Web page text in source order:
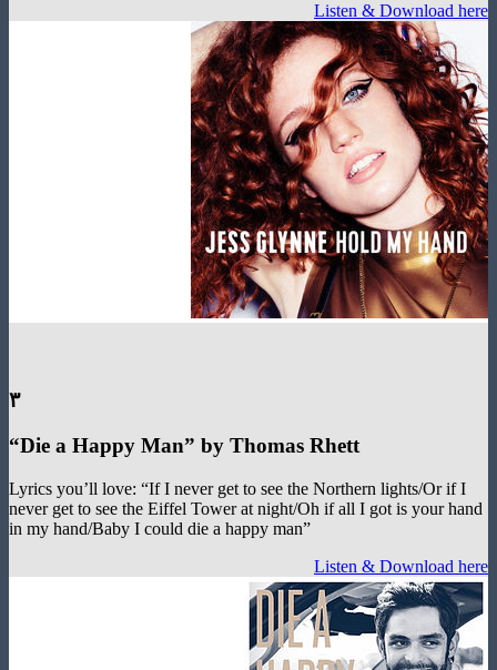
Listen &
“Die a Happy Man ”by Thomas Rhett
Lyrics you’ll love: “If I never get to see the Northern lights/Or
never get to see the Eiffel Tower at night/Oh if all I got is your
in my hand/Baby I could die a happy man”
Listen &